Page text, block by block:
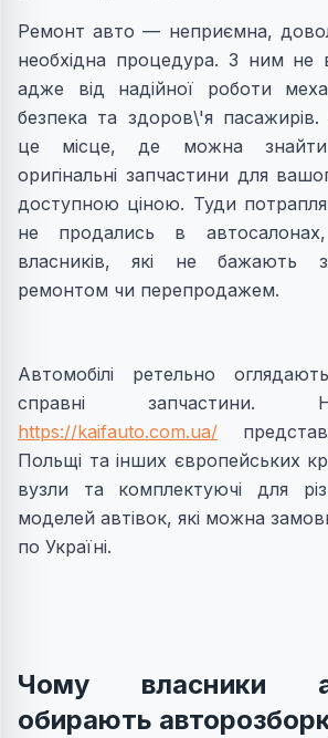
Ремонт авто — неприємна,
необхідна процедура. З ним не
адже від надійної роботи
безпека та здоров\'я
це місце, де можна
оригінальні запчастини для
доступною ціною. Туди
не продались в
власників, які не бажають
ремонтом чи перепродажем.
Автомобілі ретельно
справні запчастини.
https://kaifauto.com.ua/
Польщі та інших європейських
вузли та комплектуючі для
моделей автівок, які можна
по Україні.
Чому власники
обирають